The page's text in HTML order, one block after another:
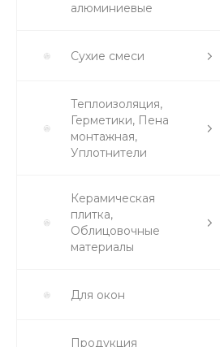
алюминиевые
Сухие смеси
Теплоизоляция,
Герметики, Пена
монтажная,
Уплотнители
Керамическая
плитка,
Облицовочные
материалы
Для окон
Продукция